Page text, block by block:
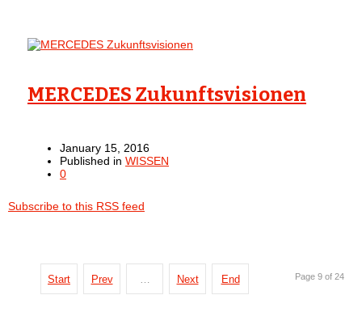
MERCEDES Zukunftsvisionen
January 15, 2016
Published in WISSEN
0
Subscribe to this RSS feed
Start Prev … Next End Page 9 of 24